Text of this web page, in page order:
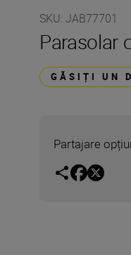
SKU: JAB77701
Parasolar
GĂSIȚI UN
Partajare